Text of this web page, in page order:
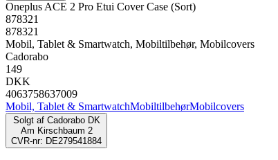
Oneplus ACE 2 Pro Etui Cover Case (Sort)
878321
878321
Mobil, Tablet & Smartwatch, Mobiltilbehør, Mobilcovers
Cadorabo
149
DKK
4063758637009
Mobil, Tablet & SmartwatchMobiltilbehørMobilcovers
Solgt af Cadorabo DK
Am Kirschbaum 2
CVR-nr: DE279541884